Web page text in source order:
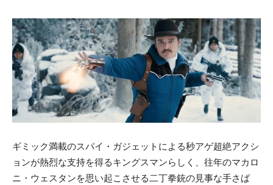
ギミック満載のスパイ・ガジェットによる秒アゲ超絶アクシ
ョンが熱烈な支持を得るキングスマンらしく、往年のマカロ
ニ・ウェスタンを思い起こさせる二丁拳銃の見事な手さば